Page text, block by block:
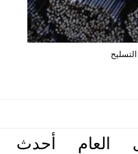
العام أحدث